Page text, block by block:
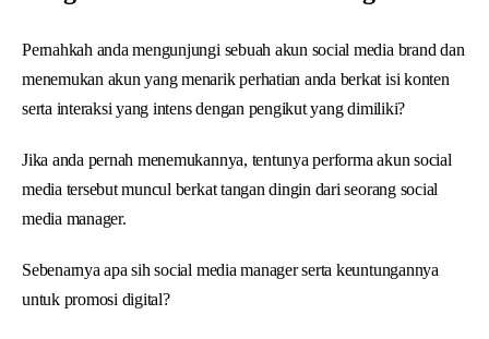
Pernahkah anda mengunjungi sebuah akun social media brand dan
menemukan akun yang menarik perhatian anda berkat isi konten
serta interaksi yang intens dengan pengikut yang dimiliki?
Jika anda pernah menemukannya, tentunya performa akun social
media tersebut muncul berkat tangan dingin dari seorang social
media manager.
Sebenarnya apa sih social media manager serta keuntungannya
untuk promosi digital?